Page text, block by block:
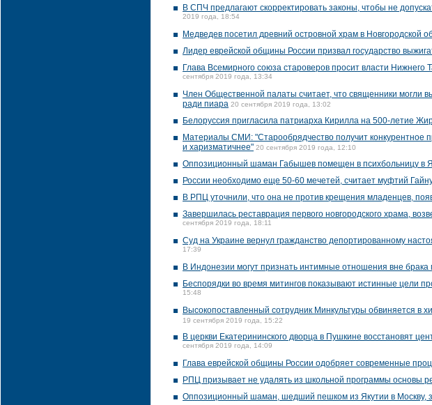
В СПЧ предлагают скорректировать законы, чтобы не
2019 года, 18:54
Медведев посетил древний островной храм в Новгородской
Лидер еврейской общины России призвал государство
Глава Всемирного союза староверов просит власти
сентября 2019 года, 13:34
Член Общественной палаты считает, что священники могли
ради пиара 20 сентября 2019 года, 13:02
Белоруссия пригласила патриарха Кирилла на 500-летие
Материалы СМИ: "Старообрядчество получит конкурентное
и харизматичнее" 20 сентября 2019 года, 12:10
Оппозиционный шаман Габышев помещен в психбольницу в
России необходимо еще 50-60 мечетей, считает муфтий
В РПЦ уточнили, что она не против крещения младенцев,
Завершилась реставрация первого новгородского храма,
сентября 2019 года, 18:11
Суд на Украине вернул гражданство депортированному
17:39
В Индонезии могут признать интимные отношения вне брака
Беспорядки во время митингов показывают истинные цели
15:48
Высокопоставленный сотрудник Минкультуры обвиняется в
19 сентября 2019 года, 15:22
В церкви Екатерининского дворца в Пушкине восстановят
сентября 2019 года, 14:09
Глава еврейской общины России одобряет современные
РПЦ призывает не удалять из школьной программы основы
Оппозиционный шаман, шедший пешком из Якутии в Москву,